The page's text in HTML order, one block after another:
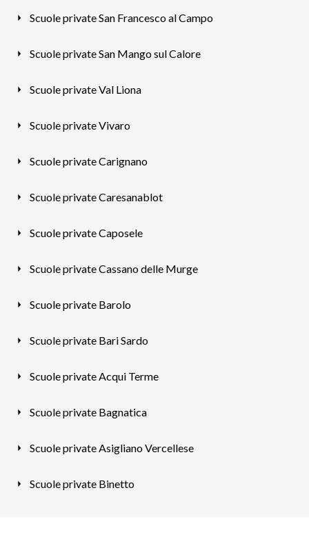
Scuole private San Francesco al Campo
Scuole private San Mango sul Calore
Scuole private Val Liona
Scuole private Vivaro
Scuole private Carignano
Scuole private Caresanablot
Scuole private Caposele
Scuole private Cassano delle Murge
Scuole private Barolo
Scuole private Bari Sardo
Scuole private Acqui Terme
Scuole private Bagnatica
Scuole private Asigliano Vercellese
Scuole private Binetto